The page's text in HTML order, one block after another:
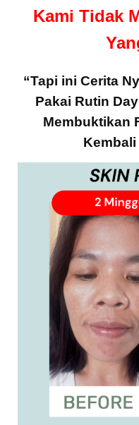
Kami Tidak
“Tapi ini Cerita
Pakai Rutin
Membuktikan
Kembali